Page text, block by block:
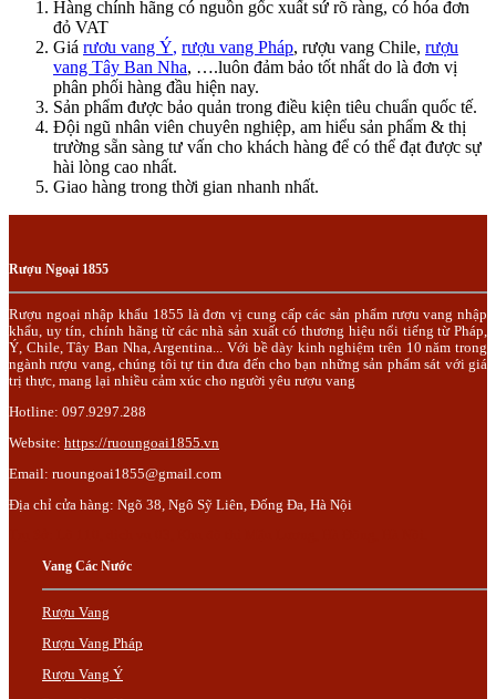
Hàng chính hãng có nguồn gốc xuất sứ rõ ràng, có hóa đơn
đỏ VAT
Giá rươu vang Ý, rượu vang Pháp, rượu vang Chile, rượu
vang Tây Ban Nha, ….luôn đảm bảo tốt nhất do là đơn vị
phân phối hàng đầu hiện nay.
Sản phẩm được bảo quản trong điều kiện tiêu chuẩn quốc tế.
Đội ngũ nhân viên chuyên nghiệp, am hiểu sản phẩm & thị
trường sẵn sàng tư vấn cho khách hàng để có thể đạt được sự
hài lòng cao nhất.
Giao hàng trong thời gian nhanh nhất.
Rượu Ngoại 1855
Rượu ngoại nhập khẩu 1855 là đơn vị cung cấp các sản phẩm rượu vang nhập
khẩu, uy tín, chính hãng từ các nhà sản xuất có thương hiệu nổi tiếng từ Pháp,
Ý, Chile, Tây Ban Nha, Argentina... Với bề dày kinh nghiệm trên 10 năm trong
ngành rượu vang, chúng tôi tự tin đưa đến cho bạn những sản phẩm sát với giá
trị thực, mang lại nhiều cảm xúc cho người yêu rượu vang
Hotline: 097.9297.288
Website: https://ruoungoai1855.vn
Email: ruoungoai1855@gmail.com
Địa chỉ cửa hàng: Ngõ 38, Ngô Sỹ Liên, Đống Đa, Hà Nội
Vang Các Nước
Rượu Vang
Rượu Vang Pháp
Rượu Vang Ý